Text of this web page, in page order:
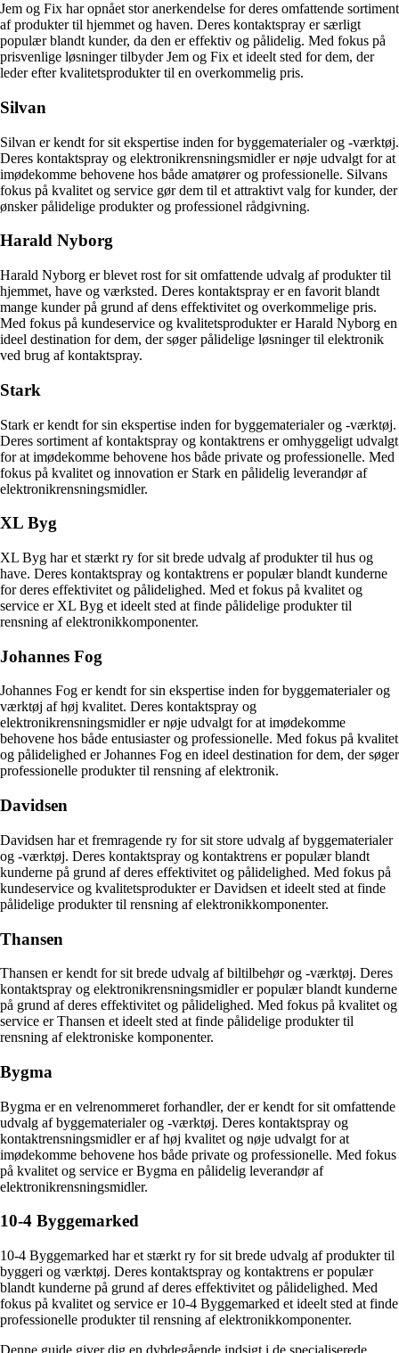
Jem og Fix har opnået stor anerkendelse for deres omfattende sortiment
af produkter til hjemmet og haven. Deres kontaktspray er særligt
populær blandt kunder, da den er effektiv og pålidelig. Med fokus på
prisvenlige løsninger tilbyder Jem og Fix et ideelt sted for dem, der
leder efter kvalitetsprodukter til en overkommelig pris.
Silvan
Silvan er kendt for sit ekspertise inden for byggematerialer og -værktøj.
Deres kontaktspray og elektronikrensningsmidler er nøje udvalgt for at
imødekomme behovene hos både amatører og professionelle. Silvans
fokus på kvalitet og service gør dem til et attraktivt valg for kunder, der
ønsker pålidelige produkter og professionel rådgivning.
Harald Nyborg
Harald Nyborg er blevet rost for sit omfattende udvalg af produkter til
hjemmet, have og værksted. Deres kontaktspray er en favorit blandt
mange kunder på grund af dens effektivitet og overkommelige pris.
Med fokus på kundeservice og kvalitetsprodukter er Harald Nyborg en
ideel destination for dem, der søger pålidelige løsninger til elektronik
ved brug af kontaktspray.
Stark
Stark er kendt for sin ekspertise inden for byggematerialer og -værktøj.
Deres sortiment af kontaktspray og kontaktrens er omhyggeligt udvalgt
for at imødekomme behovene hos både private og professionelle. Med
fokus på kvalitet og innovation er Stark en pålidelig leverandør af
elektronikrensningsmidler.
XL Byg
XL Byg har et stærkt ry for sit brede udvalg af produkter til hus og
have. Deres kontaktspray og kontaktrens er populær blandt kunderne
for deres effektivitet og pålidelighed. Med et fokus på kvalitet og
service er XL Byg et ideelt sted at finde pålidelige produkter til
rensning af elektronikkomponenter.
Johannes Fog
Johannes Fog er kendt for sin ekspertise inden for byggematerialer og
værktøj af høj kvalitet. Deres kontaktspray og
elektronikrensningsmidler er nøje udvalgt for at imødekomme
behovene hos både entusiaster og professionelle. Med fokus på kvalitet
og pålidelighed er Johannes Fog en ideel destination for dem, der søger
professionelle produkter til rensning af elektronik.
Davidsen
Davidsen har et fremragende ry for sit store udvalg af byggematerialer
og -værktøj. Deres kontaktspray og kontaktrens er populær blandt
kunderne på grund af deres effektivitet og pålidelighed. Med fokus på
kundeservice og kvalitetsprodukter er Davidsen et ideelt sted at finde
pålidelige produkter til rensning af elektronikkomponenter.
Thansen
Thansen er kendt for sit brede udvalg af biltilbehør og -værktøj. Deres
kontaktspray og elektronikrensningsmidler er populær blandt kunderne
på grund af deres effektivitet og pålidelighed. Med fokus på kvalitet og
service er Thansen et ideelt sted at finde pålidelige produkter til
rensning af elektroniske komponenter.
Bygma
Bygma er en velrenommeret forhandler, der er kendt for sit omfattende
udvalg af byggematerialer og -værktøj. Deres kontaktspray og
kontaktrensningsmidler er af høj kvalitet og nøje udvalgt for at
imødekomme behovene hos både private og professionelle. Med fokus
på kvalitet og service er Bygma en pålidelig leverandør af
elektronikrensningsmidler.
10-4 Byggemarked
10-4 Byggemarked har et stærkt ry for sit brede udvalg af produkter til
byggeri og værktøj. Deres kontaktspray og kontaktrens er populær
blandt kunderne på grund af deres effektivitet og pålidelighed. Med
fokus på kvalitet og service er 10-4 Byggemarked et ideelt sted at finde
professionelle produkter til rensning af elektronikkomponenter.